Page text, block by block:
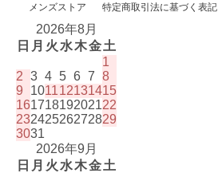
メンズストア
特定商取引法に基づく表記
2026年8月
日 月 火 水木金土
1
2 3 4 5 6 7 8
9
101112131415
16171819202122
23242526272829
3031
2026年9月
日 月 火 水木金土